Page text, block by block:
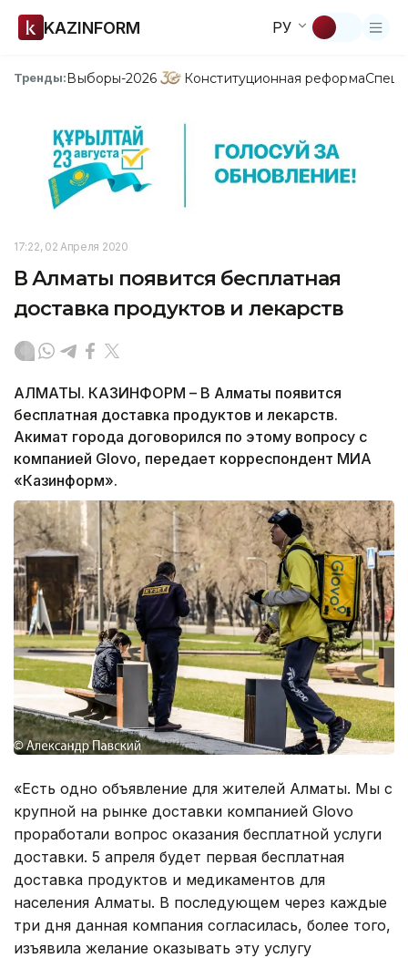
KAZINFORM РУ
Тренды:Выборы-2026 Конституционная реформа
17:22, 02 Апреля 2020
В Алматы появится бесплатная
доставка продуктов и лекарств
АЛМАТЫ. КАЗИНФОРМ – В Алматы появится
бесплатная доставка продуктов и лекарств.
Акимат города договорился по этому вопросу с
компанией Glovo, передает корреспондент МИА
«Казинформ».
«Есть одно объявление для жителей Алматы. Мы с
крупной на рынке доставки компанией Glovo
проработали вопрос оказания бесплатной услуги
доставки. 5 апреля будет первая бесплатная
доставка продуктов и медикаментов для
населения Алматы. В последующем через каждые
три дня данная компания согласилась, более того,
изъявила желание оказывать эту услугу